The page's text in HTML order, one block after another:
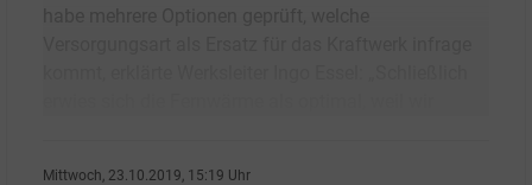
Mittwoch, 23.10.2019, 15:19 Uhr